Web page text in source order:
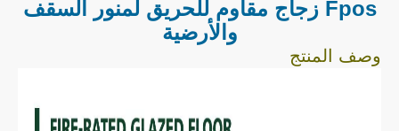
Fpos زجاج مقاوم للحريق لمنور السقف
والأرضية
وصف المنتج